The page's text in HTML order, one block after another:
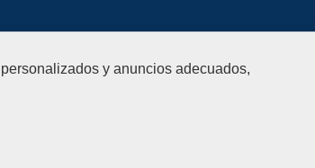
y anuncios adecuados,